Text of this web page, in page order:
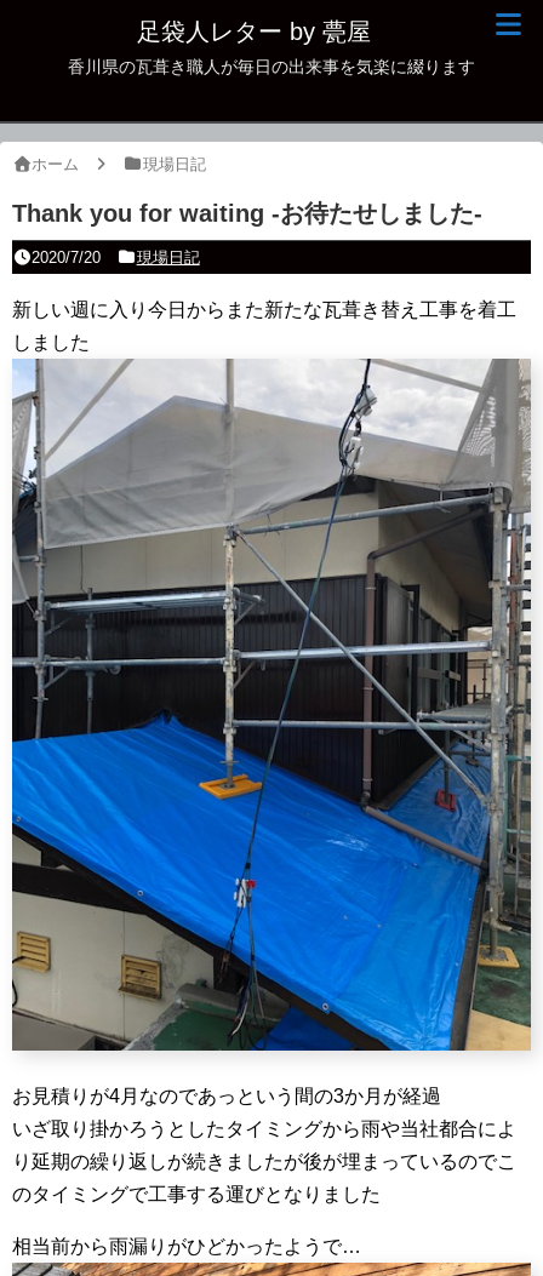
足袋人レター by 甍屋
香川県の瓦葺き職人が毎日の出来事を気楽に綴ります
ホーム 現場日記
Thank you for waiting -お待たせしました-
2020/7/20 現場日記
新しい週に入り今日からまた新たな瓦葺き替え工事を着工
しました
お見積りが4月なのであっという間の3か月が経過
いざ取り掛かろうとしたタイミングから雨や当社都合によ
り延期の繰り返しが続きましたが後が埋まっているのでこ
のタイミングで工事する運びとなりました
相当前から雨漏りがひどかったようで…
現場日記
古瓦
本日の一品
その他